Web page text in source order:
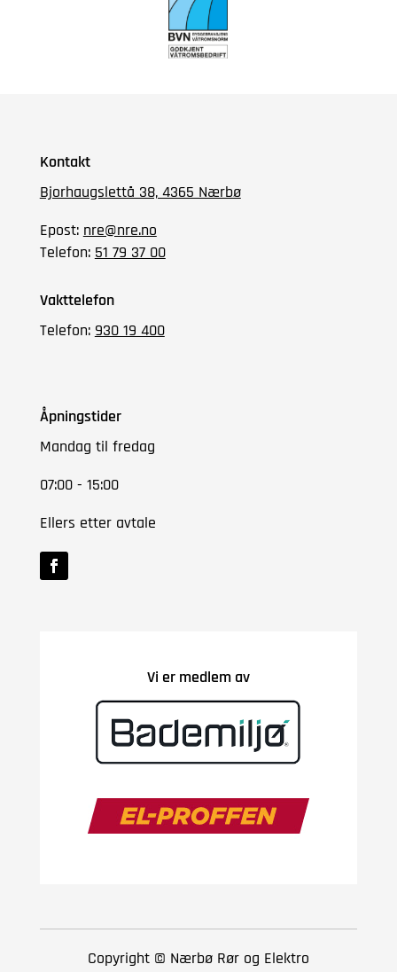
Kontakt
Bjorhaugslettå 38, 4365 Nærbø
Epost: nre@nre.no
Telefon: 51 79 37 00
Vakttelefon
Telefon: 930 19 400
Åpningstider
Mandag til fredag
07:00 - 15:00
Ellers etter avtale
Vi er medlem av
Copyright © Nærbø Rør og Elektro